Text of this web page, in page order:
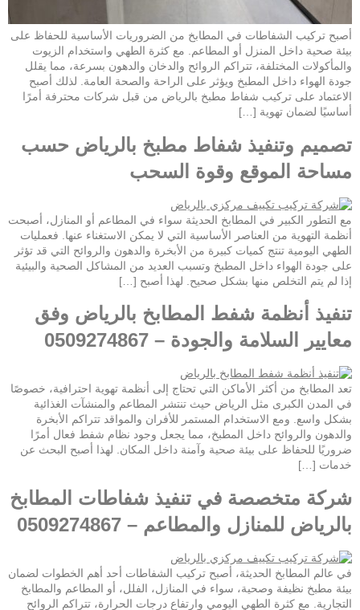
أصبح تركيب الشفاطات في المطابخ من الضروريات الأساسية للحفاظ على
بيئة صحية داخل المنزل أو المطاعم. مع كثرة الطهي واستخدام الزيوت
والمأكولات المختلفة، تتراكم الروائح والدخان والدهون بسرعة، مما يقلل
جودة الهواء داخل المطبخ ويؤثر على الراحة والصحة العامة. لذلك أصبح
الاعتماد على تركيب شفاط مطبخ بالرياض من قبل شركات محترفة أمرًا
أساسيًا لضمان تهوية […]
تصميم وتنفيذ شفاط مطبخ بالرياض حسب
مساحة الموقع وقوة السحب
مع التطور الكبير في المطابخ الحديثة سواء في المطاعم أو المنازل، أصبحت
أنظمة التهوية من العناصر الأساسية التي لا يمكن الاستغناء عنها. فعمليات
الطهي اليومية تنتج كميات كبيرة من الأبخرة والدهون والروائح التي قد تؤثر
على جودة الهواء داخل المطبخ وتسبب العديد من المشاكل الصحية والبيئية
إذا لم يتم التخلص منها بشكل صحيح. لهذا أصبح […]
تنفيذ أنظمة شفط المطابخ بالرياض وفق
معايير السلامة والجودة – 0509274867
تعد المطابخ من أكثر الأماكن التي تحتاج إلى أنظمة تهوية احترافية، خصوصًا
في المدن الكبرى مثل الرياض حيث تنتشر المطاعم والمنشآت الغذائية
بشكل واسع. ومع الاستخدام المستمر للأفران والمواقد تتراكم الأبخرة
والدهون والروائح داخل المطبخ، مما يجعل وجود نظام شفط فعال أمرًا
ضروريًا للحفاظ على بيئة صحية وآمنة داخل المكان. لهذا أصبح البحث عن
خدمات […]
شركة متخصصة في تنفيذ شفاطات المطابخ
بالرياض للمنازل والمطاعم – 0509274867
في عالم المطابخ الحديثة، أصبح تركيب الشفاطات أحد أهم الخطوات لضمان
بيئة مطبخ نظيفة وصحية، سواء في المنازل، الفلل، أو المطاعم والمطابخ
التجارية. مع كثرة الطهي اليومي وارتفاع درجات الحرارة، تتراكم الروائح